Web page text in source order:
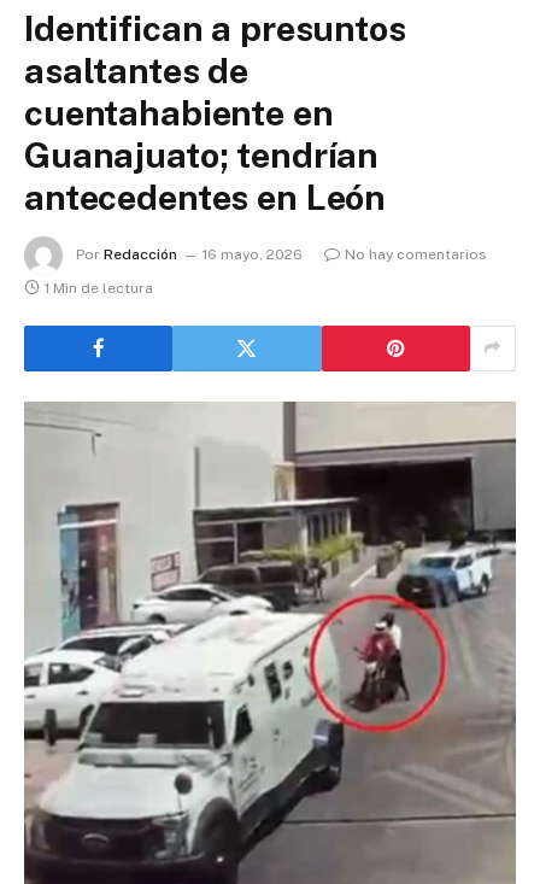
Identifican a presuntos
asaltantes de
cuentahabiente en
Guanajuato; tendrían
antecedentes en León
Por Redacción 16 mayo, 2026
No hay comentarios
1 Min de lectura